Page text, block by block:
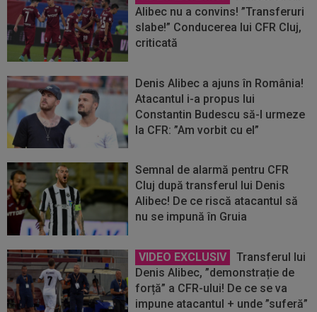
Alibec nu a convins! ”Transferuri
slabe!” Conducerea lui CFR Cluj,
criticată
Denis Alibec a ajuns în România!
Atacantul i-a propus lui
Constantin Budescu să-l urmeze
la CFR: ”Am vorbit cu el”
Semnal de alarmă pentru CFR
Cluj după transferul lui Denis
Alibec! De ce riscă atacantul să
nu se impună în Gruia
VIDEO EXCLUSIV
Transferul lui
Denis Alibec, ”demonstrație de
forță” a CFR-ului! De ce se va
impune atacantul + unde ”suferă”